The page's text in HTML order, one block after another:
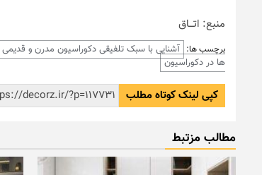
منبع: اتـــاق
برچسب ها: آشنایی با سبک تلفیقی دکوراسیون مدرن و قدیمی
ها در دکوراسیون
کپی لینک کوتاه مطلب
مطالب مزتبط